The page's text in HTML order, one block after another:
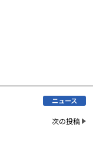
ニュース
次の投稿